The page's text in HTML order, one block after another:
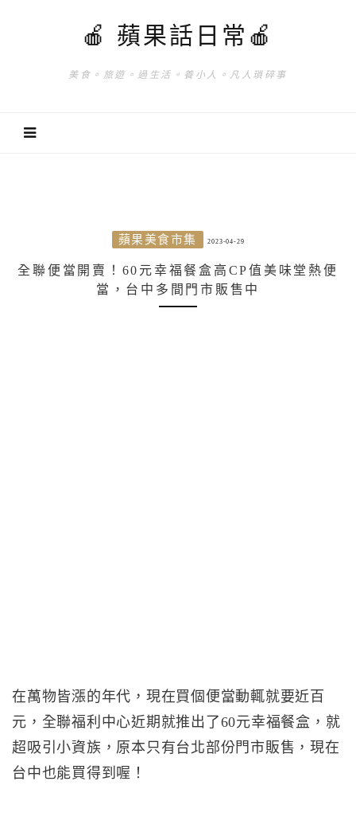
🍎 蘋果話日常🍎
美食。旅遊。過生活。養小人。凡人瑣碎事
蘋果美食市集 2023-04-29
全聯便當開賣！60元幸福餐盒高CP值美味堂熱便
當，台中多間門市販售中
在萬物皆漲的年代，現在買個便當動輒就要近百
元，全聯福利中心近期就推出了60元幸福餐盒，就
超吸引小資族，原本只有台北部份門市販售，現在
台中也能買得到喔！